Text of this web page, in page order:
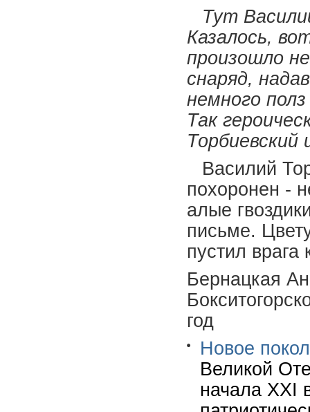
Тут
Казалось,
произошло
снаряд,
немного
Так
Торбиевский
Василий
похоронен -
алые
письме.
пустил
Бернацкая
год
Новое
Великой
начала XXI